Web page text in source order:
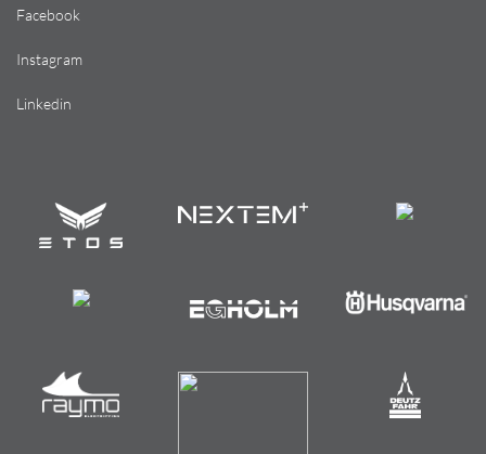
Facebook
Instagram
Linkedin